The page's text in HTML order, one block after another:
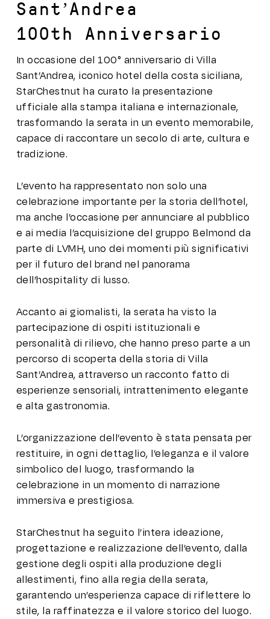
Sant’Andrea
100th Anniversario
In occasione del 100° anniversario di Villa
Sant’Andrea, iconico hotel della costa siciliana,
StarChestnut ha curato la presentazione
ufficiale alla stampa italiana e internazionale,
trasformando la serata in un evento memorabile,
capace di raccontare un secolo di arte, cultura e
tradizione.
L’evento ha rappresentato non solo una
celebrazione importante per la storia dell’hotel,
ma anche l’occasione per annunciare al pubblico
e ai media l’acquisizione del gruppo Belmond da
parte di LVMH, uno dei momenti più significativi
per il futuro del brand nel panorama
dell’hospitality di lusso.
Accanto ai giornalisti, la serata ha visto la
partecipazione di ospiti istituzionali e
personalità di rilievo, che hanno preso parte a un
percorso di scoperta della storia di Villa
Sant’Andrea, attraverso un racconto fatto di
esperienze sensoriali, intrattenimento elegante
e alta gastronomia.
L’organizzazione dell’evento è stata pensata per
restituire, in ogni dettaglio, l’eleganza e il valore
simbolico del luogo, trasformando la
celebrazione in un momento di narrazione
immersiva e prestigiosa.
StarChestnut ha seguito l’intera ideazione,
progettazione e realizzazione dell’evento, dalla
gestione degli ospiti alla produzione degli
allestimenti, fino alla regia della serata,
garantendo un’esperienza capace di riflettere lo
stile, la raffinatezza e il valore storico del luogo.